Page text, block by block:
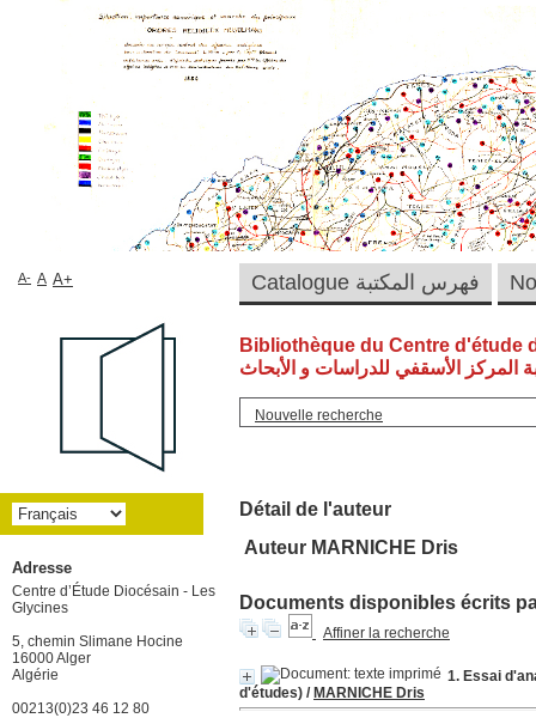
Bibliothèque du Centre d'étude
المركز الأسقفي للدراسات و الأبحاث
Nouvelle recherche
Détail de l'auteur
Auteur MARNICHE Dris
Documents disponibles écrits
Affiner la recherche
1. Essai
d'études) / MARNICHE Dris
Catalogue فهرس المكتبة A- A A+
Adresse
Centre d’Étude Diocésain - Les
Glycines
5, chemin Slimane Hocine
16000 Alger
Algérie
00213(0)23 46 12 80